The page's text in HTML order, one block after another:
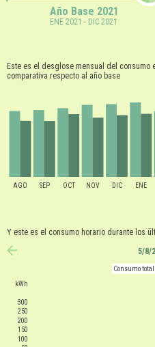
Año Base 2021
ENE 2021 - DIC 2021
Este es el desglose mensual del consumo
comparativa respecto al año base
AGO SEP OCT NOV DIC ENE
Y este es el consumo horario durante los
5/8/
Consumo
100
150
200
250
300
kWh